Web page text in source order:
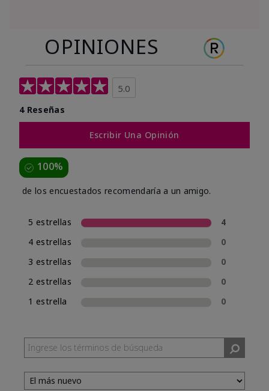
OPINIONES
5.0
4 Reseñas
Escribir Una Opinión
100%
de los encuestados recomendaría a un amigo.
5 estrellas
4
4 estrellas
0
3 estrellas
0
2 estrellas
0
1 estrella
0